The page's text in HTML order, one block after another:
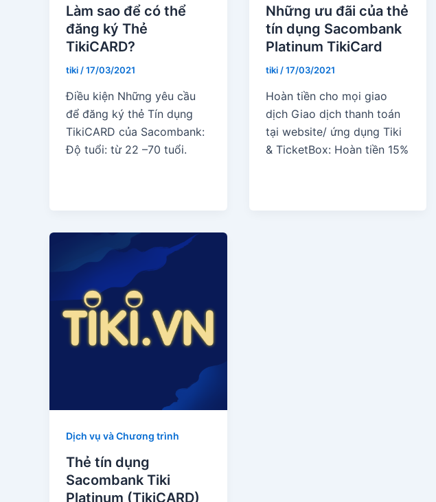
Làm sao để có thể
đăng ký Thẻ
TikiCARD?
tiki/17/03/2021
Điều kiện Những yêu cầu
để đăng ký thẻ Tín dụng
TikiCARD của Sacombank:
Độ tuổi: từ 22 –70 tuổi.
Những ưu đãi của thẻ
tín dụng Sacombank
Platinum TikiCard
tiki/17/03/2021
Hoàn tiền cho mọi giao
dịch Giao dịch thanh toán
tại website/ ứng dụng Tiki
& TicketBox: Hoàn tiền 15%
Dịch vụ và Chương trình
Thẻ tín dụng
Sacombank Tiki
Platinum (TikiCARD)